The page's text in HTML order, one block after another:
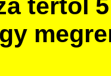
tértől